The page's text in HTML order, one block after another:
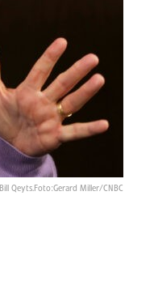
Bill Qeyts.Foto:Gerard Miller/CNBC